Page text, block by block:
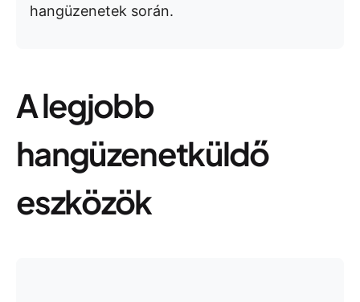
hangüzenetek során.
A legjobb
hangüzenetküldő
eszközök